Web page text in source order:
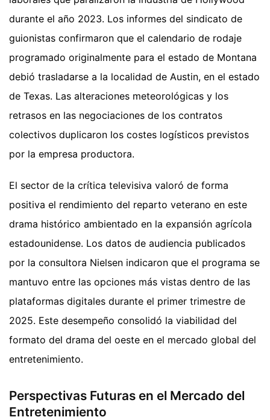
durante el año 2023. Los informes del sindicato de
guionistas confirmaron que el calendario de rodaje
programado originalmente para el estado de Montana
debió trasladarse a la localidad de Austin, en el estado
de Texas. Las alteraciones meteorológicas y los
retrasos en las negociaciones de los contratos
colectivos duplicaron los costes logísticos previstos
por la empresa productora.
El sector de la crítica televisiva valoró de forma
positiva el rendimiento del reparto veterano en este
drama histórico ambientado en la expansión agrícola
estadounidense. Los datos de audiencia publicados
por la consultora Nielsen indicaron que el programa se
mantuvo entre las opciones más vistas dentro de las
plataformas digitales durante el primer trimestre de
2025. Este desempeño consolidó la viabilidad del
formato del drama del oeste en el mercado global del
entretenimiento.
Perspectivas Futuras en el Mercado del
Entretenimiento